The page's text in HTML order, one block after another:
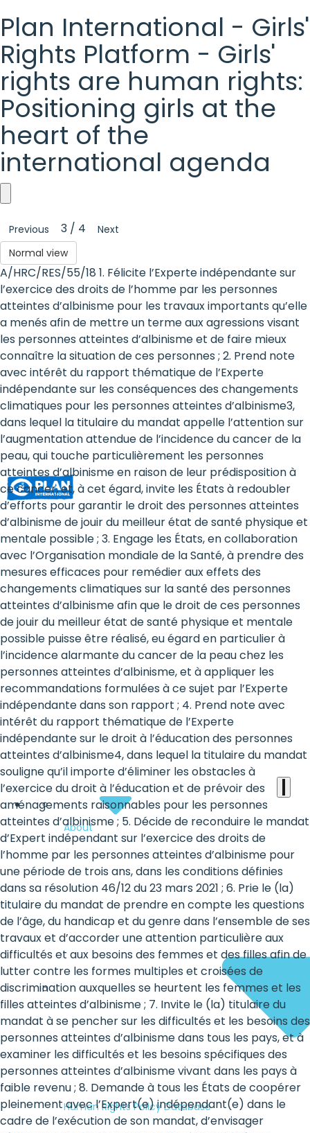
Plan International - Girls'
Rights Platform - Girls'
rights are human rights:
Positioning girls at the
heart of the
international agenda
Plan
International
-
Girls'
Rights
Platform
-
Girls'
rights
are
human
rights:
Positioning
girls
at
the
heart
of
the
international
agenda
About
Human Rights Policy Database
Previous 3 / 4
Next
Normal view
A/HRC/RES/55/18 1. Félicite l’Experte indépendante sur
l’exercice des droits de l’homme par les personnes
atteintes d’albinisme pour les travaux importants qu’elle
a menés afin de mettre un terme aux agressions visant
les personnes atteintes d’albinisme et de faire mieux
connaître la situation de ces personnes ; 2. Prend note
avec intérêt du rapport thématique de l’Experte
indépendante sur les conséquences des changements
climatiques pour les personnes atteintes d’albinisme3,
dans lequel la titulaire du mandat appelle l’attention sur
l’augmentation attendue de l’incidence du cancer de la
peau, qui touche particulièrement les personnes
atteintes d’albinisme en raison de leur prédisposition à
ce cancer, et, à cet égard, invite les États à redoubler
d’efforts pour garantir le droit des personnes atteintes
d’albinisme de jouir du meilleur état de santé physique et
mentale possible ; 3. Engage les États, en collaboration
avec l’Organisation mondiale de la Santé, à prendre des
mesures efficaces pour remédier aux effets des
changements climatiques sur la santé des personnes
atteintes d’albinisme afin que le droit de ces personnes
de jouir du meilleur état de santé physique et mentale
possible puisse être réalisé, eu égard en particulier à
l’incidence alarmante du cancer de la peau chez les
personnes atteintes d’albinisme, et à appliquer les
recommandations formulées à ce sujet par l’Experte
indépendante dans son rapport ; 4. Prend note avec
intérêt du rapport thématique de l’Experte
indépendante sur le droit à l’éducation des personnes
atteintes d’albinisme4, dans lequel la titulaire du mandat
souligne qu’il importe d’éliminer les obstacles à
l’exercice du droit à l’éducation et de prévoir des
aménagements raisonnables pour les personnes
atteintes d’albinisme ; 5. Décide de reconduire le mandat
d’Expert indépendant sur l’exercice des droits de
l’homme par les personnes atteintes d’albinisme pour
une période de trois ans, dans les conditions définies
dans sa résolution 46/12 du 23 mars 2021 ; 6. Prie le (la)
titulaire du mandat de prendre en compte les questions
de l’âge, du handicap et du genre dans l’ensemble de ses
travaux et d’accorder une attention particulière aux
difficultés et aux besoins des femmes et des filles afin de
lutter contre les formes multiples et croisées de
discrimination auxquelles se heurtent les femmes et les
filles atteintes d’albinisme ; 7. Invite le (la) titulaire du
mandat à se pencher sur les difficultés et les besoins des
personnes atteintes d’albinisme dans tous les pays, et à
examiner les difficultés et les besoins spécifiques des
personnes atteintes d’albinisme vivant dans les pays à
faible revenu ; 8. Demande à tous les États de coopérer
pleinement avec l’Expert(e) indépendant(e) dans le
cadre de l’exécution de son mandat, d’envisager